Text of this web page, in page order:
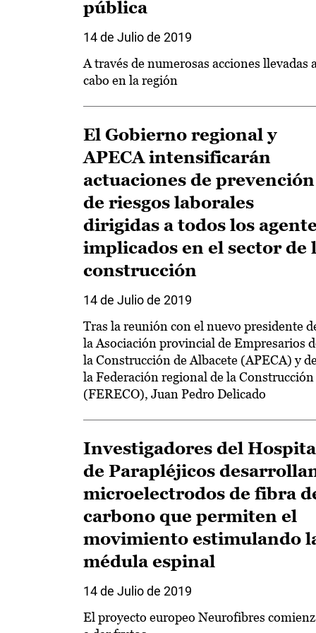
pública
14 de Julio de 2019
A través de numerosas acciones llevadas a
cabo en la región
El Gobierno regional y
APECA intensificarán
actuaciones de prevención
de riesgos laborales
dirigidas a todos los
implicados en el sector de
construcción
14 de Julio de 2019
Tras la reunión con el nuevo presidente
la Asociación provincial de Empresarios
la Construcción de Albacete (APECA) y
la Federación regional de la Construcción
(FERECO), Juan Pedro Delicado
Investigadores del
de Parapléjicos
microelectrodos de fibra
carbono que permiten el
movimiento estimulando
médula espinal
14 de Julio de 2019
El proyecto europeo Neurofibres